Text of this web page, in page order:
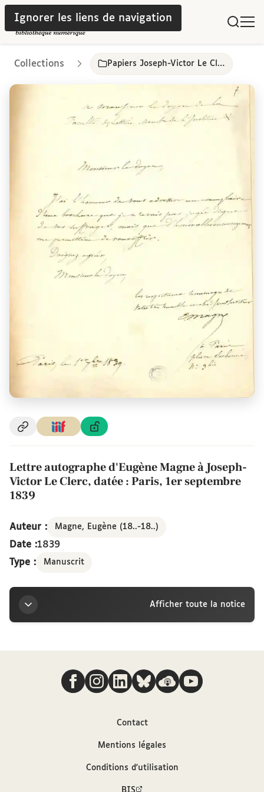
Ignorer les liens de navigation
Collections Papiers Joseph-Victor Le Clerc
Lettre autographe d'Eugène Magne à Joseph-
Victor Le Clerc, datée : Paris, 1er septembre
1839
Auteur : Magne, Eugène (18..-18..)
Date :1839
Type :
Manuscrit
Afficher toute la notice
Titre
Lettre autographe d'Eugène Magne à Joseph-Victor
Le Clerc, datée : Paris, 1er septembre 1839
Nous suivre
Contact
Mentions légales
Conditions d'utilisation
BIS